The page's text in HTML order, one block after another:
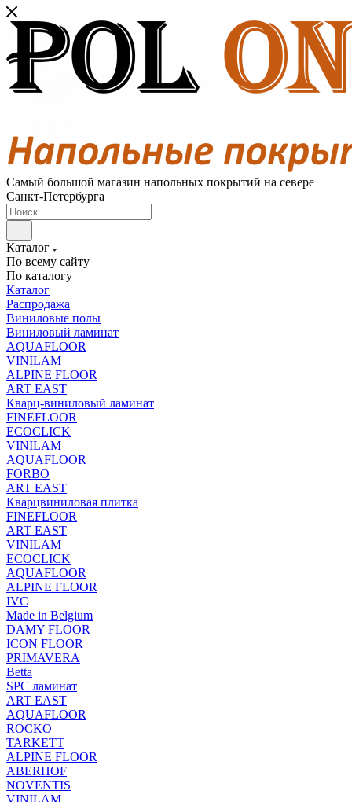
Самый большой магазин напольных покрытий на севере
Санкт-Петербурга
Каталог
По всему сайту
По каталогу
Каталог
Распродажа
Виниловые полы
Виниловый ламинат
AQUAFLOOR
VINILAM
ALPINE FLOOR
ART EAST
Кварц-виниловый ламинат
FINEFLOOR
ECOCLICK
VINILAM
AQUAFLOOR
FORBO
ART EAST
Кварцвиниловая плитка
FINEFLOOR
ART EAST
VINILAM
ECOCLICK
AQUAFLOOR
ALPINE FLOOR
IVC
Made in Belgium
DAMY FLOOR
ICON FLOOR
PRIMAVERA
Betta
SPC ламинат
ART EAST
AQUAFLOOR
ROCKO
TARKETT
ALPINE FLOOR
ABERHOF
NOVENTIS
VINILAM